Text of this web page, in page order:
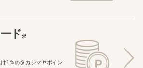
ド※
1％のタカシマヤポイン